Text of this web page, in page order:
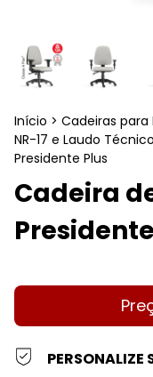
Início > Cadeiras
NR-17 e Laudo Técnico
Presidente Plus
Cadeira
PERSONALIZE